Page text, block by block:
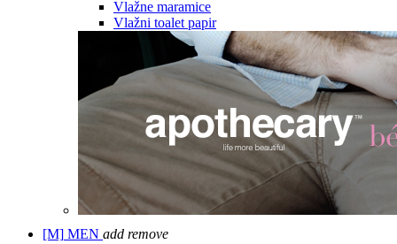
Vlažne maramice
Vlažni toalet papir
[M] MEN add remove